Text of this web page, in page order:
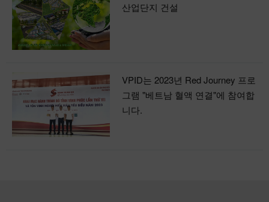
산업단지 건설
VPID는 2023년 Red Journey 프로
그램 "베트남 혈액 연결"에 참여합
니다.